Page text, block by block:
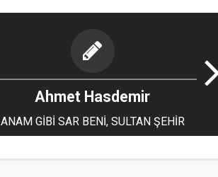
Ahmet Hasdemir
ANAM GİBİ SAR BENİ, SULTAN ŞEHİR